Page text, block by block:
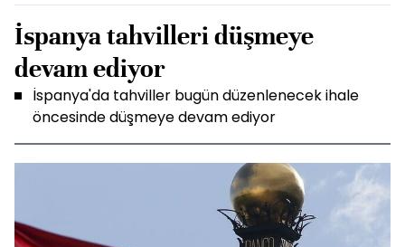
İspanya tahvilleri düşmeye
devam ediyor
İspanya'da tahviller bugün düzenlenecek ihale
öncesinde düşmeye devam ediyor